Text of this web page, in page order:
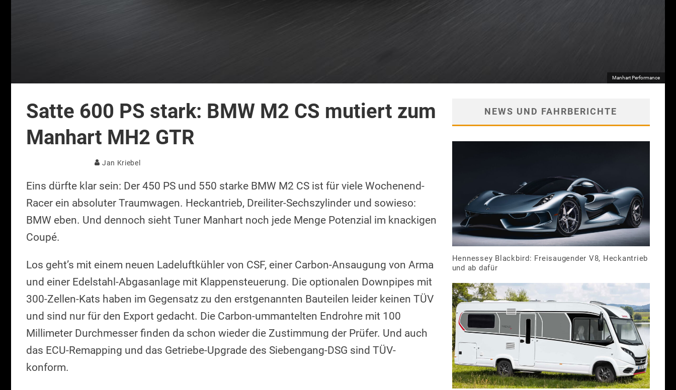
Manhart Performance
Satte 600 PS stark: BMW M2 CS mutiert zum
Manhart MH2 GTR
Jan Kriebel
Eins dürfte klar sein: Der 450 PS und 550 starke BMW M2 CS ist für viele Wochenend-
Racer ein absoluter Traumwagen. Heckantrieb, Dreiliter-Sechszylinder und sowieso:
BMW eben. Und dennoch sieht Tuner Manhart noch jede Menge Potenzial im knackigen
Coupé.
Los geht’s mit einem neuen Ladeluftkühler von CSF, einer Carbon-Ansaugung von Arma
und einer Edelstahl-Abgasanlage mit Klappensteuerung. Die optionalen Downpipes mit
300-Zellen-Kats haben im Gegensatz zu den erstgenannten Bauteilen leider keinen TÜV
und sind nur für den Export gedacht. Die Carbon-ummantelten Endrohre mit 100
Millimeter Durchmesser finden da schon wieder die Zustimmung der Prüfer. Und auch
das ECU-Remapping und das Getriebe-Upgrade des Siebengang-DSG sind TÜV-
konform.
NEWS UND FAHRBERICHTE
Hennessey Blackbird: Freisaugender V8, Heckantrieb
und ab dafür